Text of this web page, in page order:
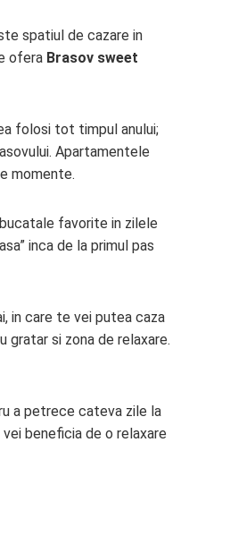
spatiul de cazare in
ofera Brasov sweet
folosi tot timpul anului;
Apartamentele
momente.
favorite in zilele
inca de la primul pas
in care te vei putea caza
gratar si zona de relaxare.
a petrece cateva zile la
beneficia de o relaxare